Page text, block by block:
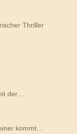
Thriller
der…
kommt…